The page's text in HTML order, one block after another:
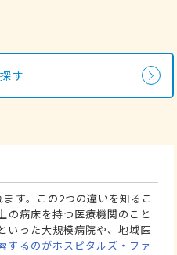
す
す。この2つの違いを知るこ
の病床を持つ医療機関のこと
いった大規模病院や、地域医
するのがホスピタルズ・ファ